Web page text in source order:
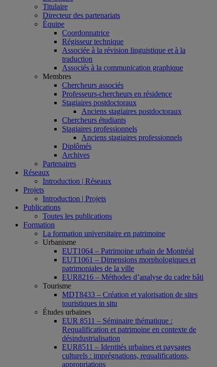
Titulaire
Directeur des partenariats
Équipe
Coordonnatrice
Régisseur technique
Associée à la révision linguistique et à la
traduction
Associés à la communication graphique
Membres
Chercheurs associés
Professeurs-chercheurs en résidence
Stagiaires postdoctoraux
Anciens stagiaires postdoctoraux
Chercheurs étudiants
Stagiaires professionnels
Anciens stagiaires professionnels
Diplômés
Archives
Partenaires
Réseaux
Introduction | Réseaux
Projets
Introduction | Projets
Publications
Toutes les publications
Formation
La formation universitaire en patrimoine
Urbanisme
EUT1064 – Patrimoine urbain de Montréal
EUT1061 – Dimensions morphologiques et
patrimoniales de la ville
EUR8216 – Méthodes d’analyse du cadre bâti
Tourisme
MDT8433 – Création et valorisation de sites
touristiques in situ
Études urbaines
EUR 8511 – Séminaire thématique :
Requalification et patrimoine en contexte de
désindustrialisation
EUR8511 – Identités urbaines et paysages
culturels : imprégnations, requalifications,
appropriations